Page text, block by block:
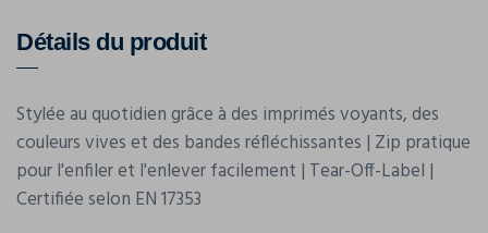
Détails du produit
Stylée au quotidien grâce à des imprimés voyants, des
couleurs vives et des bandes réfléchissantes | Zip pratique
pour l'enfiler et l'enlever facilement | Tear-Off-Label |
Certifiée selon EN 17353